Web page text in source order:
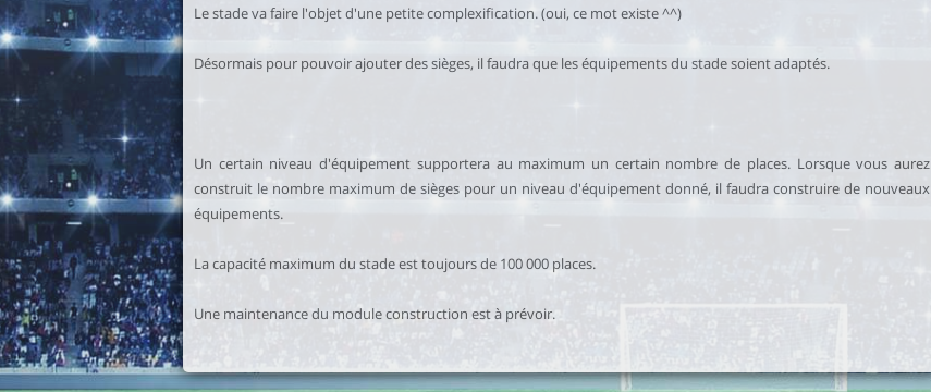
Le stade va faire l'objet d'une petite complexification. (oui, ce mot existe ^^)
Désormais pour pouvoir ajouter des sièges, il faudra que les équipements du stade soient adaptés.
Un certain niveau d'équipement supportera au maximum un certain nombre de places. Lorsque vous aurez
construit le nombre maximum de sièges pour un niveau d'équipement donné, il faudra construire de nouveaux
équipements.
La capacité maximum du stade est toujours de 100 000 places.
Une maintenance du module construction est à prévoir.